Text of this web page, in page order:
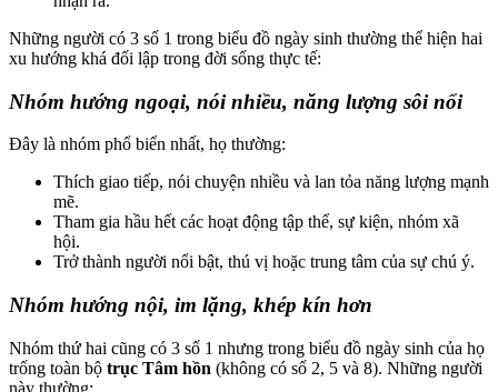
Những người có 3 số 1 trong biểu đồ ngày sinh thường thể hiện hai
xu hướng khá đối lập trong đời sống thực tế:
Nhóm hướng ngoại, nói nhiều, năng lượng sôi nổi
Đây là nhóm phổ biến nhất, họ thường:
Thích giao tiếp, nói chuyện nhiều và lan tỏa năng lượng mạnh
mẽ.
Tham gia hầu hết các hoạt động tập thể, sự kiện, nhóm xã
hội.
Trở thành người nổi bật, thú vị hoặc trung tâm của sự chú ý.
Nhóm hướng nội, im lặng, khép kín hơn
Nhóm thứ hai cũng có 3 số 1 nhưng trong biểu đồ ngày sinh của họ
trống toàn bộ trục Tâm hồn (không có số 2, 5 và 8). Những người
này thường: